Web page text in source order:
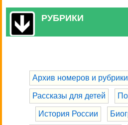
РУБРИКИ
Архив номеров и
Рассказы для детей
История России